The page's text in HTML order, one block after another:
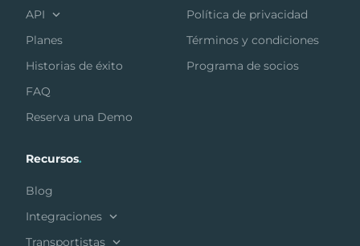
API
Planes
Historias de éxito
FAQ
Reserva una Demo
Política de privacidad
Términos y condiciones
Programa de socios
Recursos.
Blog
Integraciones
Transportistas